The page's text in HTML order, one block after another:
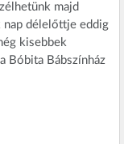
majd
nap délelőttje eddig
kisebbek
Bóbita Bábszínház